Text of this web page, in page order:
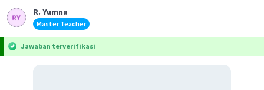
R. Yumna
Master Teacher
Jawaban terverifikasi